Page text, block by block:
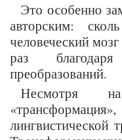
Это особенно
авторским:
человеческий
раз
преобразований.
Несмотря
лингвистической